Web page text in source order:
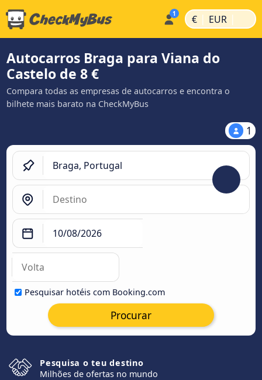
€ | EUR |
Autocarros Braga para Viana do
Castelo de 8 €
Compara todas as empresas de autocarros e encontra o
bilhete mais barato na CheckMyBus
1
Pesquisar hotéis com Booking.com
Procurar
Pesquisa o teu destino
Milhões de ofertas no mundo